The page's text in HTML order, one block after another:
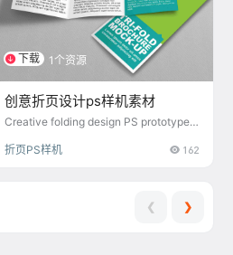
下载 1个资源
创意折页设计ps样机素材
Creative folding design PS prototype
折页PS样机
162
❮ ❯